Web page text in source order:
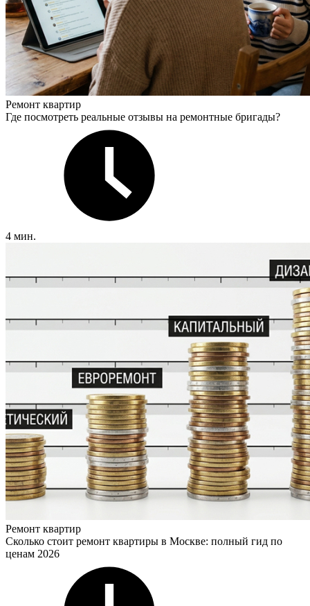
Ремонт квартир
Где посмотреть реальные отзывы на ремонтные бригады?
4 мин.
Ремонт квартир
Сколько стоит ремонт квартиры в Москве: полный гид по
ценам 2026